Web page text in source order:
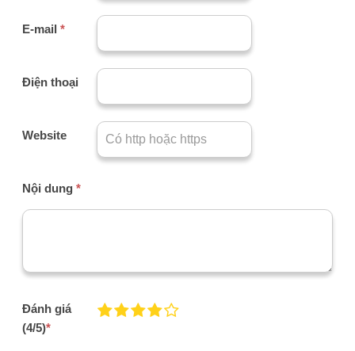
E-mail *
Điện thoại
Website
Nội dung *
Đánh giá
(4/5)*